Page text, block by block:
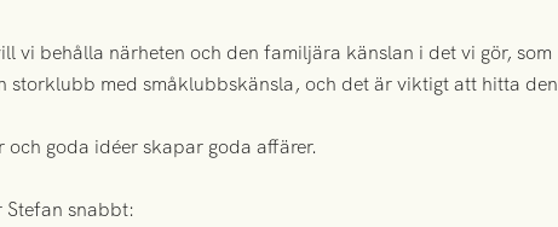
vi behålla närheten och den familjära känslan i det vi gör, som
storklubb med småklubbskänsla, och det är viktigt att hitta den
goda idéer skapar goda affärer.
Stefan snabbt: